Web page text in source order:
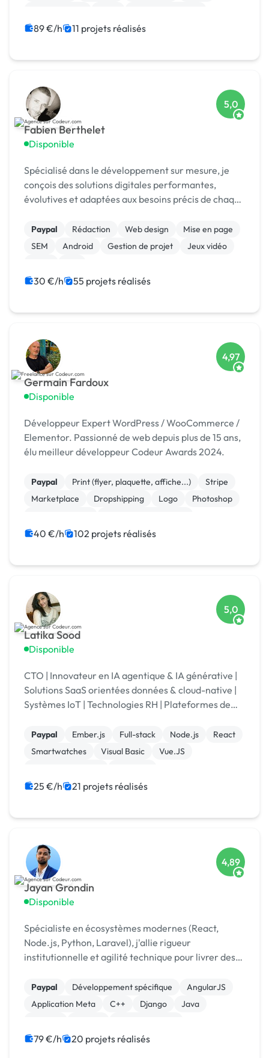
89 €/h 11 projets réalisés
Fabien Berthelet
Disponible
5,0
Spécialisé dans le développement sur mesure, je
conçois des solutions digitales performantes,
évolutives et adaptées aux besoins précis de chaque
Paypal Rédaction Web design
Mise en page
SEM
Android Gestion de projet
Jeux vidéo
30 €/h 55 projets réalisés
Germain Fardoux
Disponible
4,97
Développeur Expert WordPress / WooCommerce /
Elementor. Passionné de web depuis plus de 15 ans,
élu meilleur développeur Codeur Awards 2024.
Paypal Print (flyer, plaquette, affiche...)
Stripe
Marketplace
Dropshipping Logo
Photoshop
Charte graphique
40 €/h 102 projets réalisés
Latika Sood
Disponible
5,0
CTO | Innovateur en IA agentique & IA générative |
Solutions SaaS orientées données & cloud-native |
Systèmes IoT | Technologies RH | Plateformes de
Paypal Ember.js Full-stack Node.js
React
Smartwatches
Visual Basic
Vue.JS
25 €/h 21 projets réalisés
Jayan Grondin
Disponible
4,89
Spécialiste en écosystèmes modernes (React,
Node.js, Python, Laravel), j'allie rigueur
institutionnelle et agilité technique pour livrer des
Paypal Développement spécifique
AngularJS
Application Meta
C++ Django
Java
79 €/h 20 projets réalisés